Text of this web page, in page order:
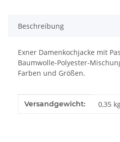
Beschreibung
Exner Damenkochjacke mit
Baumwolle-Polyester-
Farben und Größen.
Produkteigenschaft
Wert
Versandgewicht: 0,35